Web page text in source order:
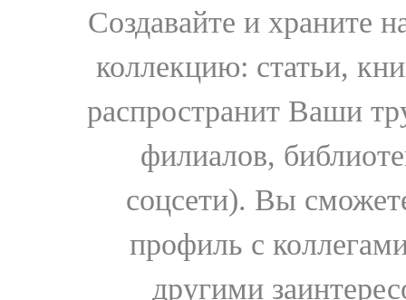
Создавайте и храните
коллекцию: статьи,
распространит Ваши
филиалов,
соцсети). Вы
профиль с
другими